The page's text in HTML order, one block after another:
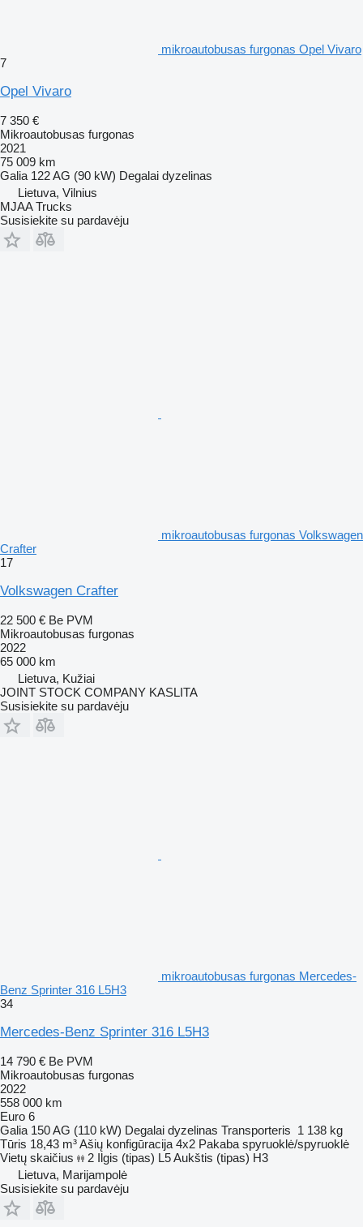
mikroautobusas furgonas Opel Vivaro
7
Opel Vivaro
7 350 €
Mikroautobusas furgonas
2021
75 009 km
Galia 122 AG (90 kW) Degalai dyzelinas
Lietuva, Vilnius
MJAA Trucks
Susisiekite su pardavėju
mikroautobusas furgonas Volkswagen
Crafter
17
Volkswagen Crafter
22 500 € Be PVM
Mikroautobusas furgonas
2022
65 000 km
Lietuva, Kužiai
JOINT STOCK COMPANY KASLITA
Susisiekite su pardavėju
mikroautobusas furgonas Mercedes-
Benz Sprinter 316 L5H3
34
Mercedes-Benz Sprinter 316 L5H3
14 790 € Be PVM
Mikroautobusas furgonas
2022
558 000 km
Euro 6
Galia 150 AG (110 kW) Degalai dyzelinas Transporteris 1 138 kg
Tūris 18,43 m³Ašių konfigūracija 4x2 Pakaba spyruoklė/spyruoklė
Vietų skaičius
2 Ilgis (tipas) L5Aukštis (tipas) H3
Lietuva, Marijampolė
Susisiekite su pardavėju